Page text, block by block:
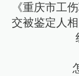
《重庆市工
交被鉴定人相